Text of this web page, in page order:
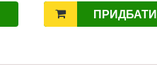
ПРИДБАТИ